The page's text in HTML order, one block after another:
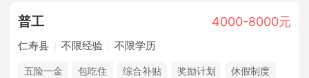
普工 4000-8000元
仁寿县 不限经验 不限学历
五险一金 包吃住 综合补贴 奖励计划
休假制度